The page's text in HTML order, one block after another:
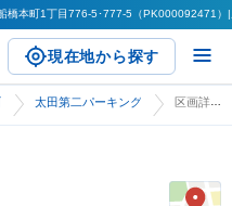
橋本町1丁目776-5･777-5（PK000092471
現在地から探す
太田第二パーキング